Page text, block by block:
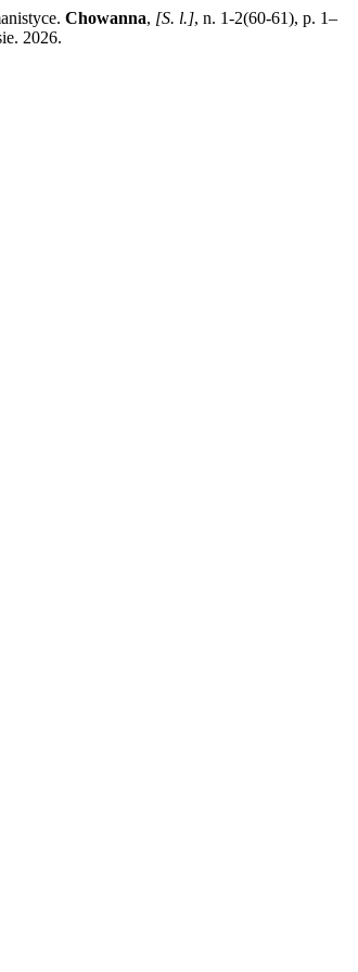
Chowanna, [S. l.], n. 1-2(60-61), p. 1–
2026.